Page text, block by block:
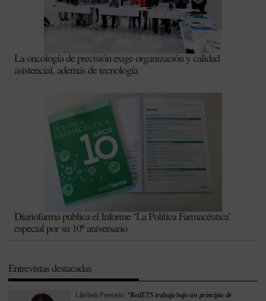
La oncología de precisión exige organización y calidad
asistencial, además de tecnología
Diariofarma publica el Informe ‘La Política Farmacéutica’
especial por su 10º aniversario
Entrevistas destacadas
Lilisbeth Perestelo: “RedETS trabaja bajo un principio de